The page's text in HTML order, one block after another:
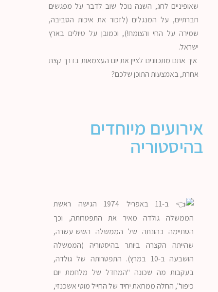
שאופיניים לחג, השנה נוכל שוב לדבר על מפגשים
חברתיים, על המנגלים (לזכור את איכות הסביבה,
שמירה על החי והצומח!), וכמובן על טיולים בארץ
ישראל.
איך אתם מתכוונים לציין את יום העצמאות בדרך קצת
אחרת, באמצעות התוכן שלכם?
אירועים מיוחדים
בהיסטוריה
ב-11 באפריל 1974 הגישה ראשת
הממשלה גולדה מאיר את התפטרותה, וכך
הסתיימה כהונתה של הממשלה השש-עשרה,
שהייתה הקצרה ביותר בהיסטוריה (הממשלה
הושבעה ב-10 במרץ). התפטרותה של גולדה,
בעקבות מה שכונה "המחדל של מלחמת יום
כיפור", החלה ממחאת יחיד של החייל מוטי אשכנזי,